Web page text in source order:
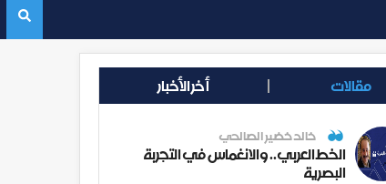
مقالات أخر الأخبار
خالد خضير الصالحي
الخط العربي.. والانغماس في التجربة
البصرية